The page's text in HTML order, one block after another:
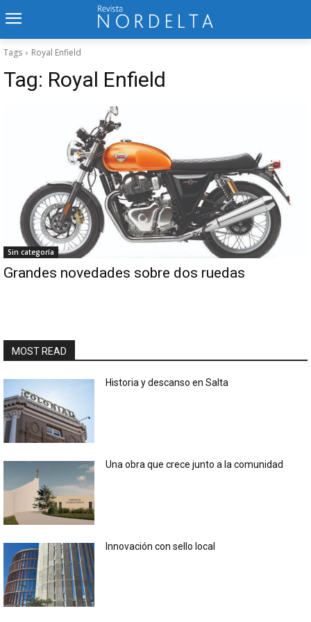
Tags Royal Enfield
Tag: Royal Enfield
Sin categoría
Grandes novedades sobre dos ruedas
MOST READ
Historia y descanso en Salta
Una obra que crece junto a la comunidad
Innovación con sello local